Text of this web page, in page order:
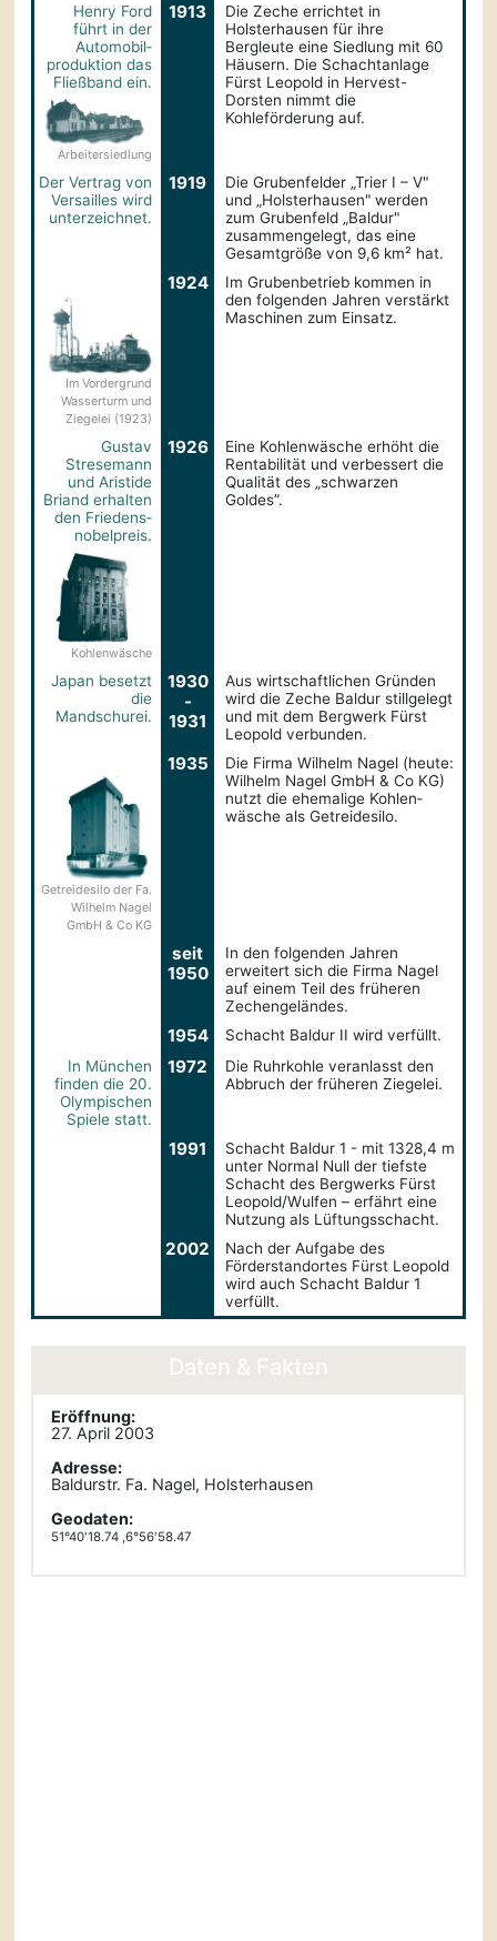
Henry Ford
führt in der
Automobil­
produktion das
Fließband ein.
Arbeitersiedlung
1913
Die Zeche errichtet in
Holsterhausen für ihre
Bergleute eine Siedlung mit 60
Häusern. Die Schachtanlage
Fürst Leopold in Hervest-
Dorsten nimmt die
Kohleförderung auf.
Der Vertrag von
Versailles wird
unterzeichnet.
1919
Die Grubenfelder „Trier I – V"
und „Holsterhausen" werden
zum Grubenfeld „Baldur"
zusammengelegt, das eine
Gesamtgröße von 9,6 km² hat.
Im Vordergrund
Wasserturm und
Ziegelei (1923)
1924
Im Grubenbetrieb kommen in
den folgenden Jahren verstärkt
Maschinen zum Einsatz.
Gustav
Stresemann
und Aristide
Briand erhalten
den Friedens­
nobelpreis.
Kohlenwäsche
1926
Eine Kohlenwäsche erhöht die
Rentabilität und verbessert die
Qualität des „schwarzen
Goldes”.
Japan besetzt
die
Mandschurei.
1930
-
1931
Aus wirtschaftlichen Gründen
wird die Zeche Baldur still­gelegt
und mit dem Bergwerk Fürst
Leopold verbunden.
Getreidesilo der Fa.
Wilhelm Nagel
GmbH & Co KG
1935
Die Firma Wilhelm Nagel (heute:
Wilhelm Nagel GmbH & Co KG)
nutzt die ehemalige Kohlen­
wäsche als Getreidesilo.
seit
1950
In den folgenden Jahren
erweitert sich die Firma Nagel
auf einem Teil des früheren
Zechengeländes.
1954
Schacht Baldur II wird verfüllt.
In München
finden die 20.
Olympischen
Spiele statt.
1972
Die Ruhrkohle veranlasst den
Abbruch der früheren Ziegelei.
1991
Schacht Baldur 1 - mit 1328,4 m
unter Normal Null der tiefste
Schacht des Bergwerks Fürst
Leopold/Wulfen – erfährt eine
Nutzung als Lüftungsschacht.
2002
Nach der Aufgabe des
Förderstandortes Fürst Leopold
wird auch Schacht Baldur 1
verfüllt.
Daten & Fakten
Eröffnung:
27. April 2003
Adresse:
Baldurstr. Fa. Nagel, Holsterhausen
Geodaten:
51°40'18.74 ,6°56'58.47